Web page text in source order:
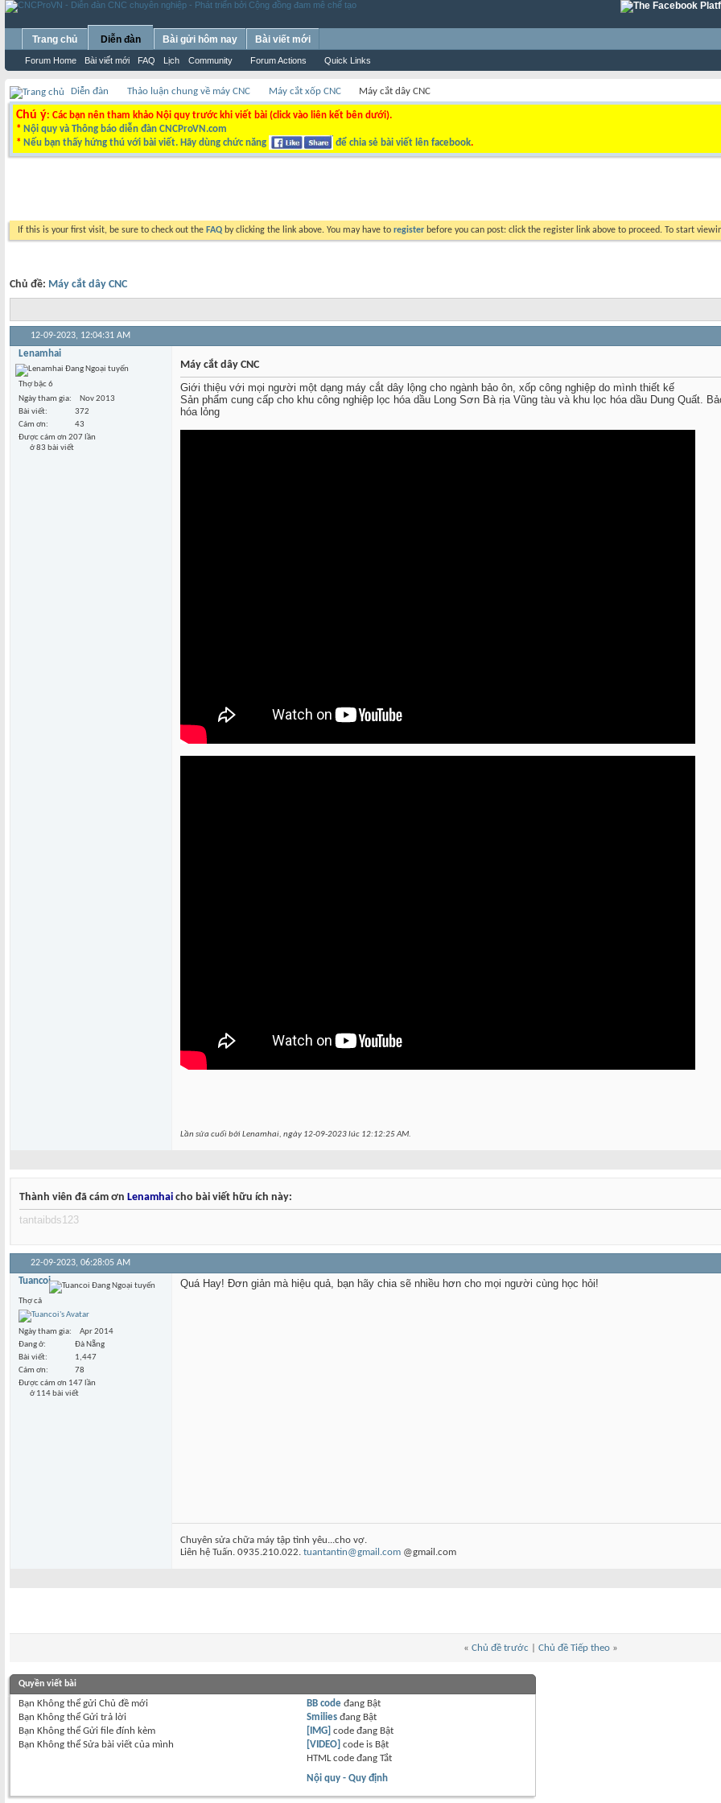
Trang chủ Diễn đàn
Forum Home Bài viết mới FAQ Lịch Community Forum Actions Quick Links
Bài gửi hôm nay Bài viết mới
Diễn đàn Thảo luận chung về máy CNC Máy cắt xốp CNC Máy cắt dây CNC
Chú ý: Các bạn nên tham khảo Nội quy trước khi viết bài (click vào liên kết bên dưới).
* Nội quy và Thông báo diễn đàn CNCProVN.com
* Nếu bạn thấy hứng thú với bài viết. Hãy dùng chức năng để chia sẻ bài viết lên facebook.
If this is your first visit, be sure to check out the FAQ by clicking the link above. You may have to register before you can post: click the register link above to proceed. To start
Chủ đề: Máy cắt dây CNC
12-09-2023, 12:04:31 AM
Lenamhai
Thợ bậc 6
Ngày tham gia
Nov 2013
Bài viết
372
Cám ơn
43
Được cám ơn 207 lần
ở 83 bài viết
Máy cắt dây CNC
Giới thiệu với mọi người một dạng máy cắt dây lộng cho ngành bảo ôn, xốp công nghiệp do mình thiết kế
Sản phẩm cung cấp cho khu công nghiệp lọc hóa dầu Long Sơn Bà rịa Vũng tàu và khu lọc hóa dầu Dung Quất.
hóa lỏng
Lần sửa cuối bởi Lenamhai, ngày 12-09-2023 lúc 12:12:25 AM.
Thành viên đã cám ơn Lenamhai cho bài viết hữu ích này:
tantaibds123
22-09-2023, 06:28:05 AM
Tuancoi
Thợ cả
Ngày tham gia
Apr 2014
Đang ở
Đà Nẵng
Bài viết
1,447
Cám ơn
78
Được cám ơn 147 lần
ở 114 bài viết
Quá Hay! Đơn giản mà hiệu quả, bạn hãy chia sẽ nhiều hơn cho mọi người cùng học hỏi!
Chuyên sửa chữa máy tập tình yêu...cho vợ.
Liên hệ Tuấn. 0935.210.022. tuantantin@gmail.com @gmail.com
« Chủ đề trước Chủ đề Tiếp theo »
Quyền viết bài
Bạn Không thể gửi Chủ đề mới
Bạn Không thể Gửi trả lời
Bạn Không thể Gửi file đính kèm
Bạn Không thể Sửa bài viết của mình
BB codeđang Bật
Smiliesđang Bật
[IMG] code đang Bật
[VIDEO] code is Bật
HTML code đang Tắt
Nội quy - Quy định